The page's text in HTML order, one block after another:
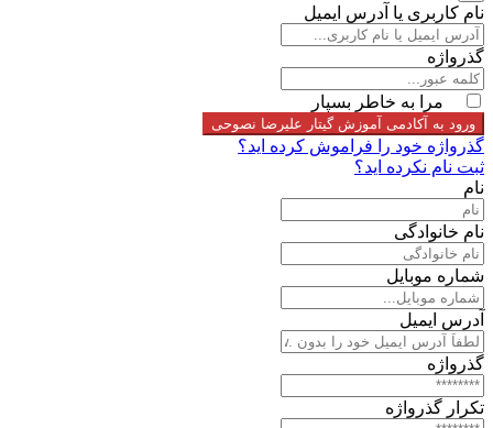
نام کاربری یا آدرس ایمیل
گذرواژه
مرا به خاطر بسپار
ورود به آکادمی آموزش گیتار علیرضا نصوحی
گذرواژه خود را فراموش کرده اید؟
ثبت نام نکرده اید؟
نام
نام خانوادگی
شماره موبایل
آدرس ایمیل
گذرواژه
تکرار گذرواژه